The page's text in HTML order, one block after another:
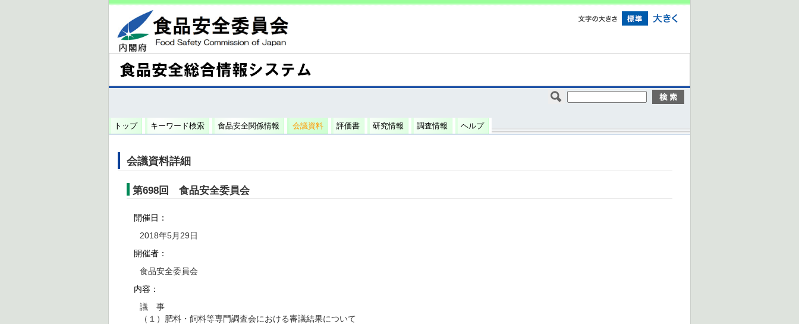
トップ キーワード検索 食品安全関係情報 会議資料 評価書 研究情報 調査情報 ヘルプ
会議資料詳細
第698回 食品安全委員会
開催日：
2018年5月29日
開催者：
食品安全委員会
内容：
議 事
（１）肥料・飼料等専門調査会における審議結果について